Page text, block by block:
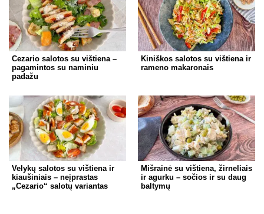
Cezario salotos su vištiena –
pagamintos su naminiu
padažu
Kiniškos salotos su vištiena ir
rameno makaronais
Velykų salotos su vištiena ir
kiaušiniais – neįprastas
„Cezario“ salotų variantas
Mišrainė su vištiena, žirneliais
ir agurku – sočios ir su daug
baltymų